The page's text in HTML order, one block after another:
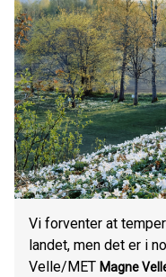
Vi forventer at
landet, men det er i
Velle/MET Magne